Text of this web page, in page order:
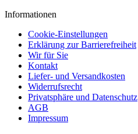
Informationen
Cookie-Einstellungen
Erklärung zur Barrierefreiheit
Wir für Sie
Kontakt
Liefer- und Versandkosten
Widerrufsrecht
Privatsphäre und Datenschutz
AGB
Impressum